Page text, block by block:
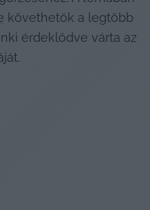
követhetők a legtöbb
érdeklődve várta az